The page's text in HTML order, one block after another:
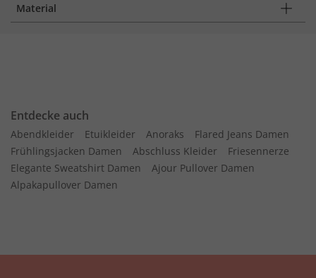
Material
Entdecke auch
Abendkleider Etuikleider Anoraks
Flared Jeans Damen
Frühlingsjacken Damen
Abschluss Kleider
Friesennerze
Elegante Sweatshirt Damen
Ajour Pullover Damen
Alpakapullover Damen